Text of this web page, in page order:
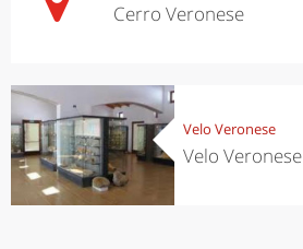
Cerro Veronese
Velo Veronese
Velo Veronese